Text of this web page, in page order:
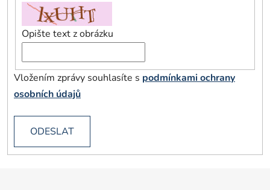
Opište text z obrázku
Vložením zprávy souhlasíte s podmínkami ochrany
osobních údajů
ODESLAT